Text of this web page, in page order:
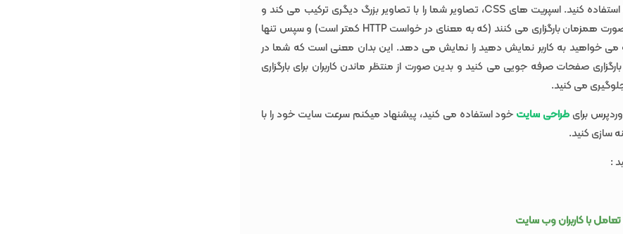
ها و آیکون ها استفاده کنید. اسپریت های CSS، تصاویر شما را با تصاویر بزرگ دیگری ترکیب می کند و
تمام آنها را به صورت همزمان بارگزاری می کنند (که به معنای در خواست HTTP کمتر است) و سپس تنها
خواهید به کاربر نمایش دهید را نمایش می دهد. این بدان معنی است که شما در
صفحات صرفه جویی می کنید و بدین صورت از منتظر ماندن کاربران برای بارگزاری
می کنید.
برای طراحی سایت خود استفاده می کنید، پیشنهاد میکنم سرعت سایت خود را با
سازی کنید.
: